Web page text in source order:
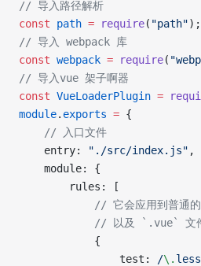
// 导入路径解析
const path = require( "path");
// 导入 webpack 库
const webpack = require(
// 导入vue 架子啊器
const VueLoaderPlugin =
module. exports = {
    // 入口文件
    entry:
"./src/index.js" ,
    module: {
        rules: [
// 它会应用到普通
// 以及 `.vue` 文
            {
                test:
/\. less